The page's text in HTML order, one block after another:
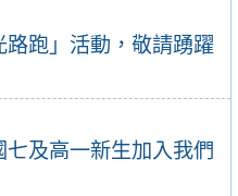
跑」活動，敬請踴躍
及高一新生加入我們